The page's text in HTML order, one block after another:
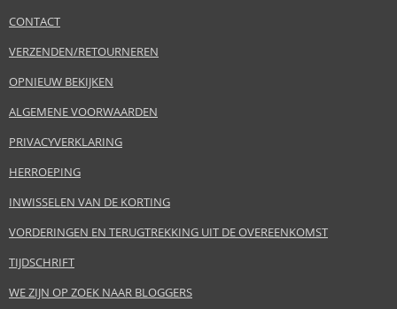
CONTACT
VERZENDEN/RETOURNEREN
OPNIEUW BEKIJKEN
ALGEMENE VOORWAARDEN
PRIVACYVERKLARING
HERROEPING
INWISSELEN VAN DE KORTING
VORDERINGEN EN TERUGTREKKING UIT DE OVEREENKOMST
TIJDSCHRIFT
WE ZIJN OP ZOEK NAAR BLOGGERS